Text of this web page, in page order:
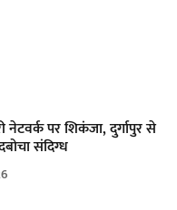
नेटवर्क पर शिकंजा, दुर्गापुर से
संदिग्ध